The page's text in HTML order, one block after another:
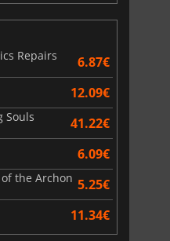
Repairs
6.87€
12.09€
Souls 41.22€
6.09€
the Archon 5.25€
11.34€